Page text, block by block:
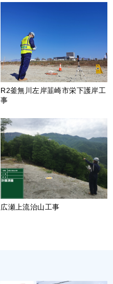
R2釜無川左岸韮崎市栄下護岸工
事
広瀬上流治山工事